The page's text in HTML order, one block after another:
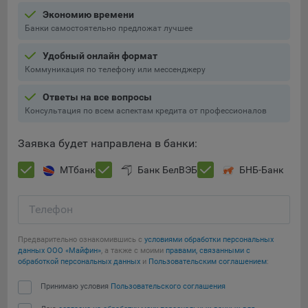
5.4. Создание и предоставление персонализированной
9.1. Технические (обязательные) файлы cookie, например,
применяемые при регистрации либо входе в систему, или
для оставления отзыва либо комментария. Данные файлы
cookie используются в целях обеспечения корректной
системах. Вместе с тем, пользователь может настроить
браузер, чтобы он блокировал такие файлы сookie или
уведомлял пользователя об их использовании — но в таком
9.2. Функциональные файлы cookie, например,
используются для обеспечения работы некоторых
дополнительных функций сайтов, например, для хранения
пользователя или выбора языка, и для предотвращения
повторных прохождений опросов пользователями.
Экономию времени
Банки самостоятельно предложат лучшее
Удобный онлайн формат
Коммуникация по телефону или мессенджеру
Ответы на все вопросы
Консультация по всем аспектам кредита от профессионалов
Заявка будет направлена в банки:
МТбанк Банк БелВЭБ БНБ-Банк
Телефон
Предварительно ознакомившись с условиями обработки персональных
данных ООО «Майфин», а также с моими правами, связанными с
обработкой персональных данных и Пользовательским соглашением:
Принимаю условия Пользовательского соглашения